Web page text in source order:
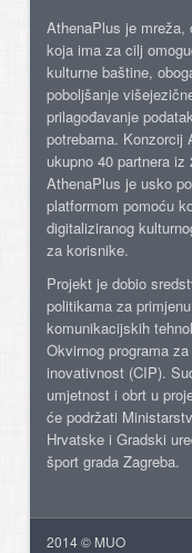
AthenaPlus je mreža,
koja ima za cilj
kulturne baštine,
poboljšanje
prilagođavanje
potrebama. Konzorcij
ukupno 40 partnera
AthenaPlus je usko
platformom pomoću
digitaliziranog
za korisnike.
Projekt je dobio
politikama za
komunikacijskih
Okvirnog programa
inovativnost (CIP).
umjetnost i obrt u
će podržati
Hrvatske i Gradski
šport grada Zagreba.
2014 © MUO